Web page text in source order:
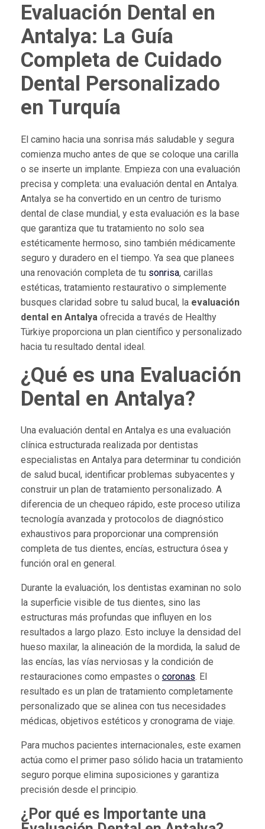
Evaluación Dental en
Antalya: La Guía
Completa de Cuidado
Dental Personalizado
en Turquía
El camino hacia una sonrisa más saludable y segura
comienza mucho antes de que se coloque una carilla
o se inserte un implante. Empieza con una evaluación
precisa y completa: una evaluación dental en Antalya.
Antalya se ha convertido en un centro de turismo
dental de clase mundial, y esta evaluación es la base
que garantiza que tu tratamiento no solo sea
estéticamente hermoso, sino también médicamente
seguro y duradero en el tiempo. Ya sea que planees
una renovación completa de tu sonrisa, carillas
estéticas, tratamiento restaurativo o simplemente
busques claridad sobre tu salud bucal, la evaluación
dental en Antalyaofrecida a través de Healthy
Türkiye proporciona un plan científico y personalizado
hacia tu resultado dental ideal.
¿Qué es una Evaluación
Dental en Antalya?
Una evaluación dental en Antalya es una evaluación
clínica estructurada realizada por dentistas
especialistas en Antalya para determinar tu condición
de salud bucal, identificar problemas subyacentes y
construir un plan de tratamiento personalizado. A
diferencia de un chequeo rápido, este proceso utiliza
tecnología avanzada y protocolos de diagnóstico
exhaustivos para proporcionar una comprensión
completa de tus dientes, encías, estructura ósea y
función oral en general.
Durante la evaluación, los dentistas examinan no solo
la superficie visible de tus dientes, sino las
estructuras más profundas que influyen en los
resultados a largo plazo. Esto incluye la densidad del
hueso maxilar, la alineación de la mordida, la salud de
las encías, las vías nerviosas y la condición de
restauraciones como empastes o coronas. El
resultado es un plan de tratamiento completamente
personalizado que se alinea con tus necesidades
médicas, objetivos estéticos y cronograma de viaje.
Para muchos pacientes internacionales, este examen
actúa como el primer paso sólido hacia un tratamiento
seguro porque elimina suposiciones y garantiza
precisión desde el principio.
¿Por qué es Importante una